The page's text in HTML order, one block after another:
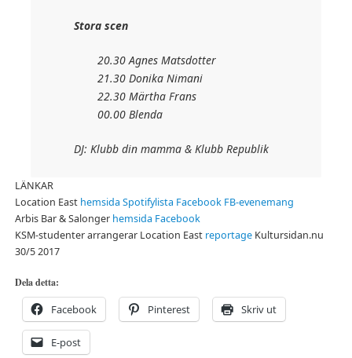
Stora scen
20.30 Agnes Matsdotter
21.30 Donika Nimani
22.30 Märtha Frans
00.00 Blenda
DJ: Klubb din mamma & Klubb Republik
LÄNKAR
Location East hemsida Spotifylista Facebook FB-evenemang
Arbis Bar & Salonger hemsida Facebook
KSM-studenter arrangerar Location East reportageKultursidan.nu
30/5 2017
Dela detta:
Facebook Pinterest Skriv ut
E-post